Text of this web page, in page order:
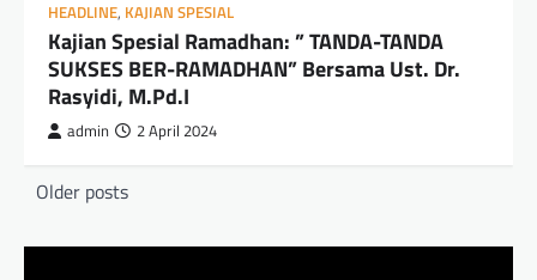
HEADLINE, KAJIAN SPESIAL
Kajian Spesial Ramadhan: ” TANDA-TANDA
SUKSES BER-RAMADHAN” Bersama Ust. Dr.
Rasyidi, M.Pd.I
admin 2 April 2024
Posts
Older posts